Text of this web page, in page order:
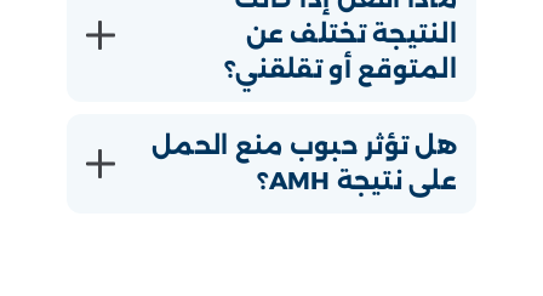
النتيجة تختلف عن
المتوقع أو تقلقني؟
هل تؤثر حبوب منع الحمل
على نتيجة AMH؟